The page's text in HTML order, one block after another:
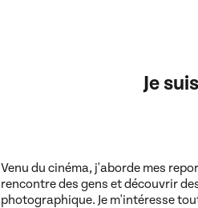
Je
Venu du cinéma, j'aborde mes
rencontre des gens et découvrir
photographique. Je m'intéresse